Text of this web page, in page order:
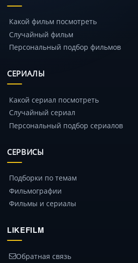
Какой фильм посмотреть
Случайный фильм
Персональный подбор фильмов
СЕРИАЛЫ
Какой сериал посмотреть
Случайный сериал
Персональный подбор сериалов
СЕРВИСЫ
Подборки по темам
Фильмографии
Фильмы и сериалы
LIKEFILM
Обратная связь